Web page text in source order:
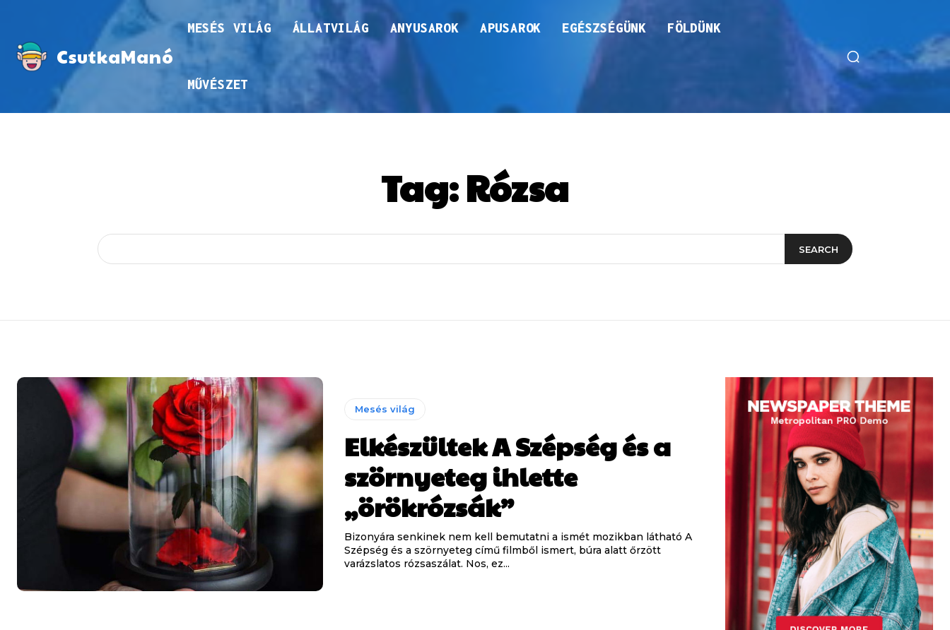
CsutkaManó
MESÉS VILÁG ÁLLATVILÁG ANYUSAROK APUSAROK EGÉSZSÉGÜNK FÖLDÜNK
MŰVÉSZET
Tag:Rózsa
SEARCH
Mesés világ
Elkészültek A Szépség és a
szörnyeteg ihlette
„örökrózsák”
Bizonyára senkinek nem kell bemutatni a ismét mozikban látható A
Szépség és a szörnyeteg című filmből ismert, búra alatt őrzött
varázslatos rózsaszálat. Nos, ez...